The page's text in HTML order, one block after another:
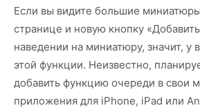
Если вы видите большие
странице и новую кнопку
наведении на миниатюру, значит, у
этой функции. Неизвестно,
добавить функцию очереди в свои
приложения для iPhone, iPad или